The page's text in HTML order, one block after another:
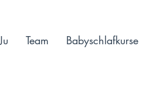
Team Babyschlafkurse